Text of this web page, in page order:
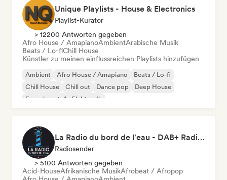
Unique Playlists - House & Electronics
Playlist-Kurator
> 12200 Antworten gegeben
Afro House / AmapianoAmbientArabische Musik
Beats / Lo-fiChill House
Künstler zu meinen einflussreichen Playlists hinzufügen
Ambient Afro House / Amapiano
Beats / Lo-fi
Chill House
Chill out Dance pop
Deep House
Experimentelle Elektronik
La Radio du bord de l'eau - DAB+ Radio Station (Switzerland)
Radiosender
> 5100 Antworten gegeben
Acid-HouseAfrikanische MusikAfrobeat / Afropop